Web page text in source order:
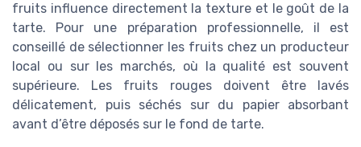
fruits influence directement la texture et le goût de la
tarte. Pour une préparation professionnelle, il est
conseillé de sélectionner les fruits chez un producteur
local ou sur les marchés, où la qualité est souvent
supérieure. Les fruits rouges doivent être lavés
délicatement, puis séchés sur du papier absorbant
avant d’être déposés sur le fond de tarte.